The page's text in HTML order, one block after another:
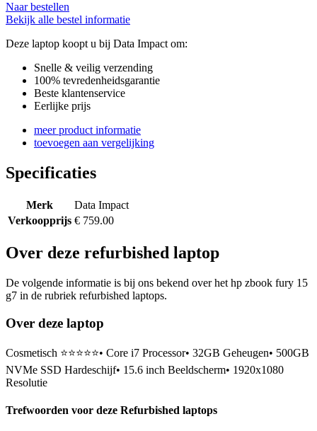
Naar bestellen
Bekijk alle bestel informatie
Deze laptop koopt u bij Data Impact om:
Snelle & veilig verzending
100% tevredenheidsgarantie
Beste klantenservice
Eerlijke prijs
meer product informatie
toevoegen aan vergelijking
Specificaties
Merk
Data Impact
Verkoopprijs € 759.00
Over deze refurbished laptop
De volgende informatie is bij ons bekend over het hp zbook fury 15
g7 in de rubriek refurbished laptops.
Over deze laptop
Cosmetisch ⭐⭐⭐⭐⭐• Core i7 Processor• 32GB Geheugen• 500GB
NVMe SSD Hardeschijf• 15.6 inch Beeldscherm• 1920x1080
Resolutie
Trefwoorden voor deze Refurbished laptops